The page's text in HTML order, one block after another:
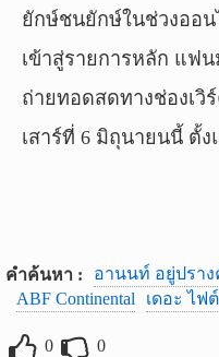
ยักษ์ชนยักษ์ในช่วงออ
เข้าสู่รายการหลัก แฟ
ถ่ายทอดสดทางช่องเวิ
เสาร์ที่ 6 มิถุนายนนี้ ตั้ง
คำค้นหา : อานนท์ อยู่ปราง
ABF Continental
เดอะ ไฟ
0
0